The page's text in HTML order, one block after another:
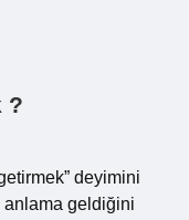
?
deyimini
anlama geldiğini